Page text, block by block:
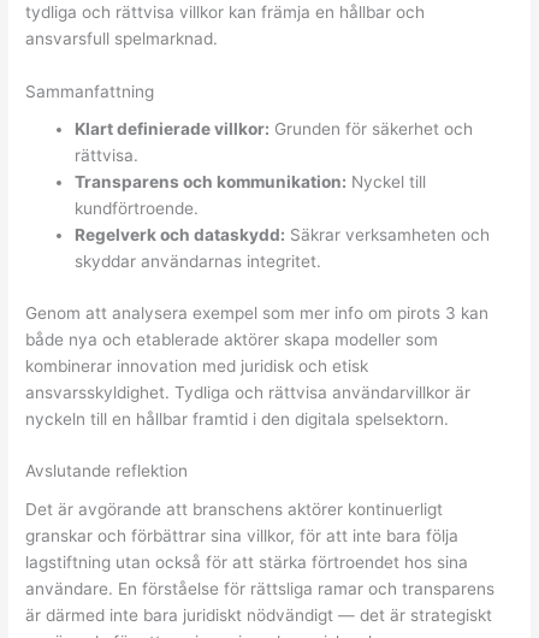
tydliga och rättvisa villkor kan främja en hållbar och
ansvarsfull spelmarknad.
Sammanfattning
Klart definierade villkor: Grunden för säkerhet och
rättvisa.
Transparens och kommunikation: Nyckel till
kundförtroende.
Regelverk och dataskydd: Säkrar verksamheten och
skyddar användarnas integritet.
Genom att analysera exempel som mer info om pirots 3 kan
både nya och etablerade aktörer skapa modeller som
kombinerar innovation med juridisk och etisk
ansvarsskyldighet. Tydliga och rättvisa användarvillkor är
nyckeln till en hållbar framtid i den digitala spelsektorn.
Avslutande reflektion
Det är avgörande att branschens aktörer kontinuerligt
granskar och förbättrar sina villkor, för att inte bara följa
lagstiftning utan också för att stärka förtroendet hos sina
användare. En förståelse för rättsliga ramar och transparens
är därmed inte bara juridiskt nödvändigt — det är strategiskt